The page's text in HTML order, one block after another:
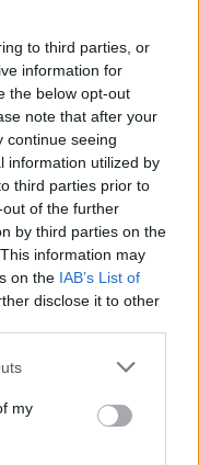
to third parties, or
information for
the below opt-out
note that after your
continue seeing
information utilized by
third parties prior to
of the further
by third parties on the
information may
on the IAB’s List of
disclose it to other
one or more Google
You may click to
third-party tags to
in below Google
my
Schmidt
megszűnt létezni
Ezért a biztonság
kedvéért fel is hívta a
férjét, hogy
tájékozódjon. Az úr
azonban megnyugtatta
a nagykövet asszonyt,
amikor Schmidt
létezni,
és hé, még itt
főigazgatójának